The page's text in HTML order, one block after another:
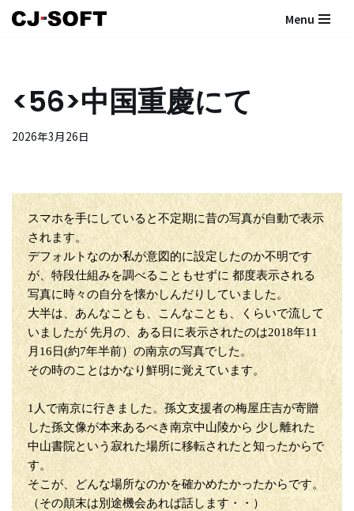
ン
へ
ッ
Menu
<56>中国重慶にて
2026年3月26日
スマホを手にしていると不定期に昔の写真が自動で表示
されます。
デフォルトなのか私が意図的に設定したのか不明です
が、特段仕組みを調べることもせずに 都度表示される
写真に時々の自分を懐かしんだりしていました。
大半は、あんなことも、こんなことも、くらいで流して
いましたが 先月の、ある日に表示されたのは2018年11
月16日(約7年半前）の南京の写真でした。
その時のことはかなり鮮明に覚えています。
1人で南京に行きました。孫文支援者の梅屋庄吉が寄贈
した孫文像が本来あるべき南京中山陵から 少し離れた
中山書院という寂れた場所に移転されたと知ったからで
す。
そこが、どんな場所なのかを確かめたかったからです。
（その顛末は別途機会あれば話します・・）